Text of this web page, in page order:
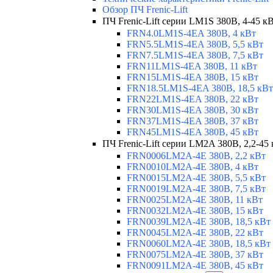
Обзор ПЧ Frenic-Lift
ПЧ Frenic-Lift серии LM1S 380В, 4-45
FRN4.0LM1S-4EA 380В, 4 кВт
FRN5.5LM1S-4EA 380В, 5,5 кВт
FRN7.5LM1S-4EA 380В, 7,5 кВт
FRN11LM1S-4EA 380В, 11 кВт
FRN15LM1S-4EA 380В, 15 кВт
FRN18.5LM1S-4EA 380В, 18,5 кВт
FRN22LM1S-4EA 380В, 22 кВт
FRN30LM1S-4EA 380В, 30 кВт
FRN37LM1S-4EA 380В, 37 кВт
FRN45LM1S-4EA 380В, 45 кВт
ПЧ Frenic-Lift серии LM2A 380В, 2,2-45
FRN0006LM2A-4E 380В, 2,2 кВт
FRN0010LM2A-4E 380В, 4 кВт
FRN0015LM2A-4E 380В, 5,5 кВт
FRN0019LM2A-4E 380В, 7,5 кВт
FRN0025LM2A-4E 380В, 11 кВт
FRN0032LM2A-4E 380В, 15 кВт
FRN0039LM2A-4E 380В, 18,5 кВт
FRN0045LM2A-4E 380В, 22 кВт
FRN0060LM2A-4E 380В, 18,5 кВт
FRN0075LM2A-4E 380В, 37 кВт
FRN0091LM2A-4E 380В, 45 кВт